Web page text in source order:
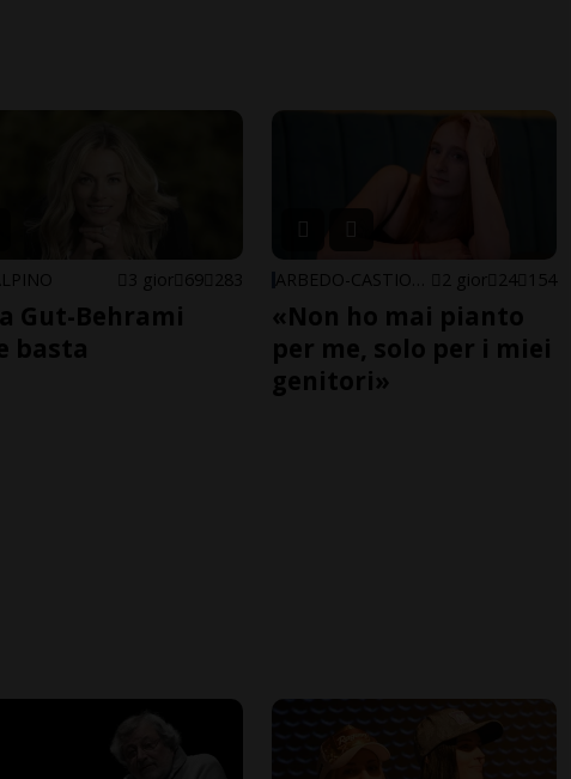
3 gior 69 283
Gut-Behrami
basta
2 gior 24 154
«Non ho mai pianto
per me, solo per i miei
genitori»